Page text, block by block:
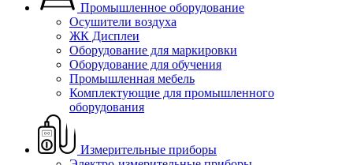
Промышленное оборудование
Осушители воздуха
ЖК Дисплеи
Оборудование для маркировки
Оборудование для обучения
Промышленная мебель
Комплектующие для промышленного
оборудования
Измерительные приборы